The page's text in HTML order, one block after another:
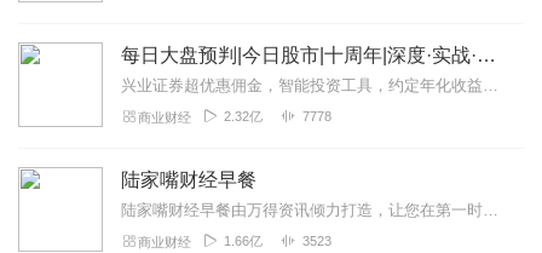
每日大盘预判|今日股市|十周年|深度·实战·干货
兴业证券超优惠佣⾦，智能投资⼯具，约定年化收益率最⾼8.xx%多的新客理财。1v1专⼈服务。点击链接开户>>讲师介绍华飞多维度看盘体系创始人股市实战派讲师...
商业财经 2.32亿 7778
陆家嘴财经早餐
陆家嘴财经早餐由万得资讯倾力打造，让您在第一时间了解最全最新的财经资讯，上班族早上醒脑充电必备！（搜索微信公众号：Wind资讯或windzxsh，每天早晨推...
商业财经 1.66亿 3523